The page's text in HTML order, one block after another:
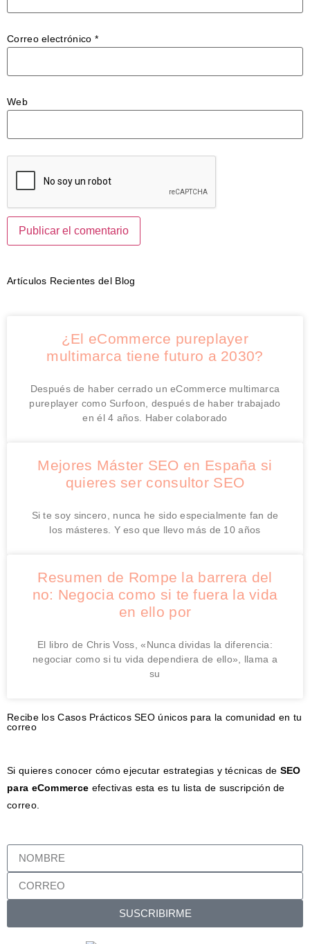
Correo electrónico *
Web
Artículos Recientes del Blog
¿El eCommerce pureplayer
multimarca tiene futuro a 2030?
Después de haber cerrado un eCommerce multimarca
pureplayer como Surfoon, después de haber trabajado
en él 4 años. Haber colaborado
Mejores Máster SEO en España si
quieres ser consultor SEO
Si te soy sincero, nunca he sido especialmente fan de
los másteres. Y eso que llevo más de 10 años
Resumen de Rompe la barrera del
no: Negocia como si te fuera la vida
en ello por
El libro de Chris Voss, «Nunca dividas la diferencia:
negociar como si tu vida dependiera de ello», llama a
su
Recibe los Casos Prácticos SEO únicos para la comunidad en tu
correo
Si quieres conocer cómo ejecutar estrategias y técnicas de SEO
para eCommerce efectivas esta es tu lista de suscripción de
correo.
SUSCRIBIRME